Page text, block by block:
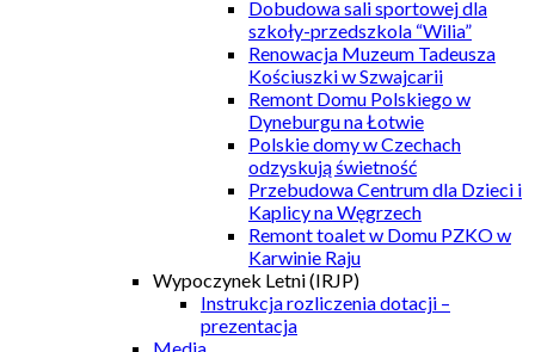
Dobudowa sali sportowej dla
szkoły-przedszkola “Wilia”
Renowacja Muzeum Tadeusza
Kościuszki w Szwajcarii
Remont Domu Polskiego w
Dyneburgu na Łotwie
Polskie domy w Czechach
odzyskują świetność
Przebudowa Centrum dla Dzieci i
Kaplicy na Węgrzech
Remont toalet w Domu PZKO w
Karwinie Raju
Wypoczynek Letni (IRJP)
Instrukcja rozliczenia dotacji –
prezentacja